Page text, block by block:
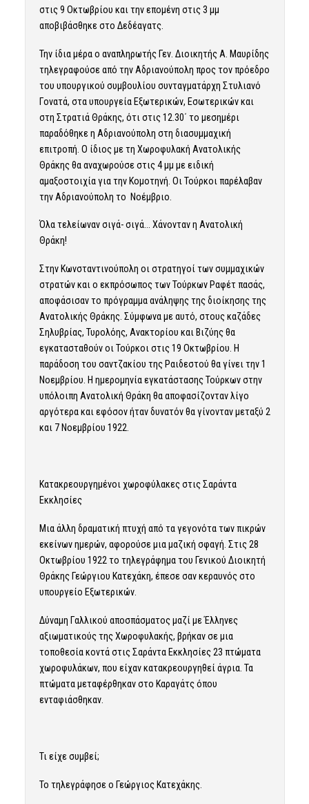
στις 9 Οκτωβρίου και την επομένη στις 3 μμ
αποβιβάσθηκε στο Δεδέαγατς.
Την ίδια μέρα ο αναπληρωτής Γεν. Διοικητής Α. Μαυρίδης
τηλεγραφούσε από την Αδριανούπολη προς τον πρόεδρο
του υπουργικού συμβουλίου συνταγματάρχη Στυλιανό
Γονατά, στα υπουργεία Εξωτερικών, Εσωτερικών και
στη Στρατιά Θράκης, ότι στις 12.30΄ το μεσημέρι
παραδόθηκε η Αδριανούπολη στη διασυμμαχική
επιτροπή. Ο ίδιος με τη Χωροφυλακή Ανατολικής
Θράκης θα αναχωρούσε στις 4 μμ με ειδική
αμαξοστοιχία για την Κομοτηνή. Οι Τούρκοι παρέλαβαν
την Αδριανούπολη το Νοέμβριο.
Όλα τελείωναν σιγά- σιγά… Χάνονταν η Ανατολική
Θράκη!
Στην Κωνσταντινούπολη οι στρατηγοί των συμμαχικών
στρατών και ο εκπρόσωπος των Τούρκων Ραφέτ πασάς,
αποφάσισαν το πρόγραμμα ανάληψης της διοίκησης της
Ανατολικής Θράκης. Σύμφωνα με αυτό, στους καζάδες
Σηλυβρίας, Τυρολόης, Ανακτορίου και Βιζύης θα
εγκατασταθούν οι Τούρκοι στις 19 Οκτωβρίου. Η
παράδοση του σαντζακίου της Ραιδεστού θα γίνει την 1
Νοεμβρίου. Η ημερομηνία εγκατάστασης Τούρκων στην
υπόλοιπη Ανατολική Θράκη θα αποφασίζονταν λίγο
αργότερα και εφόσον ήταν δυνατόν θα γίνονταν μεταξύ 2
και 7 Νοεμβρίου 1922.
Κατακρεουργημένοι χωροφύλακες στις Σαράντα
Εκκλησίες
Μια άλλη δραματική πτυχή από τα γεγονότα των πικρών
εκείνων ημερών, αφορούσε μια μαζική σφαγή. Στις 28
Οκτωβρίου 1922 το τηλεγράφημα του Γενικού Διοικητή
Θράκης Γεώργιου Κατεχάκη, έπεσε σαν κεραυνός στο
υπουργείο Εξωτερικών.
Δύναμη Γαλλικού αποσπάσματος μαζί με Έλληνες
αξιωματικούς της Χωροφυλακής, βρήκαν σε μια
τοποθεσία κοντά στις Σαράντα Εκκλησίες 23 πτώματα
χωροφυλάκων, που είχαν κατακρεουργηθεί άγρια. Τα
πτώματα μεταφέρθηκαν στο Καραγάτς όπου
ενταφιάσθηκαν.
Τι είχε συμβεί;
Το τηλεγράφησε ο Γεώργιος Κατεχάκης.